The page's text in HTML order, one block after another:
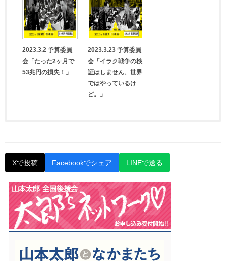
2023.3.2 予算委員
会「たった2ヶ月で
53兆円の損失！」
2023.3.23 予算委員
会「イラク戦争の検
証はしません、世界
ではやっているけ
ど。」
Xで投稿 Facebookでシェア LINEで送る